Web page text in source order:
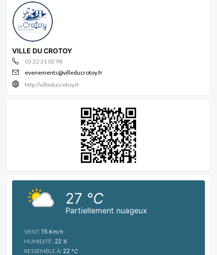
VILLE DU CROTOY
03 22 31 02 98
evenements@villeducrotoy.fr
http://villeducrotoy.fr
Partiellement nuageux
27 °C
VENT: 15 Km/h
HUMIDITÉ: 22 %
RESSEMBLE À: 22 °C